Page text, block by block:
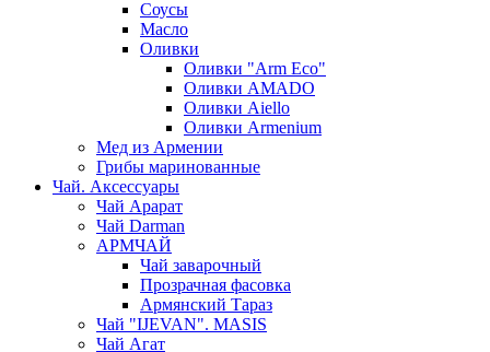
Соусы
Масло
Оливки
Оливки "Arm Eco"
Оливки AMADO
Оливки Aiello
Оливки Armenium
Мед из Армении
Грибы маринованные
Чай. Аксессуары
Чай Арарат
Чай Darman
АРМЧАЙ
Чай заварочный
Прозрачная фасовка
Армянский Тараз
Чай "IJEVAN". MASIS
Чай Агат